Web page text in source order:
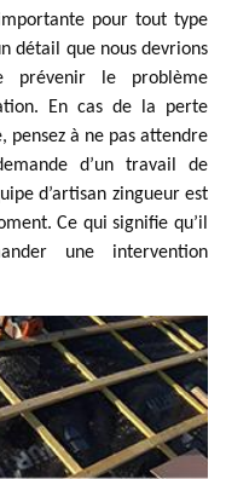
pour tout type
détail que nous devrions
prévenir le problème
En cas de la perte
à ne pas attendre
d’un travail de
d’artisan zingueur est
Ce qui signifie qu’il
une intervention